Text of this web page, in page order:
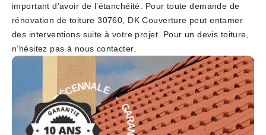
important d’avoir de l’étanchéité. Pour toute demande de
rénovation de toiture 30760, DK Couverture peut entamer
des interventions suite à votre projet. Pour un devis toiture,
n’hésitez pas à nous contacter.
E
D
É
C
E
NNALE - GA
R
A
N
T
I
E